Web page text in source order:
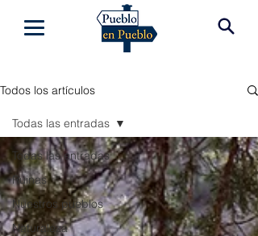
Todos los artículos
Todas las entradas
Ruinas
Nuestros pueblos
Naturaleza
Todas las entradas